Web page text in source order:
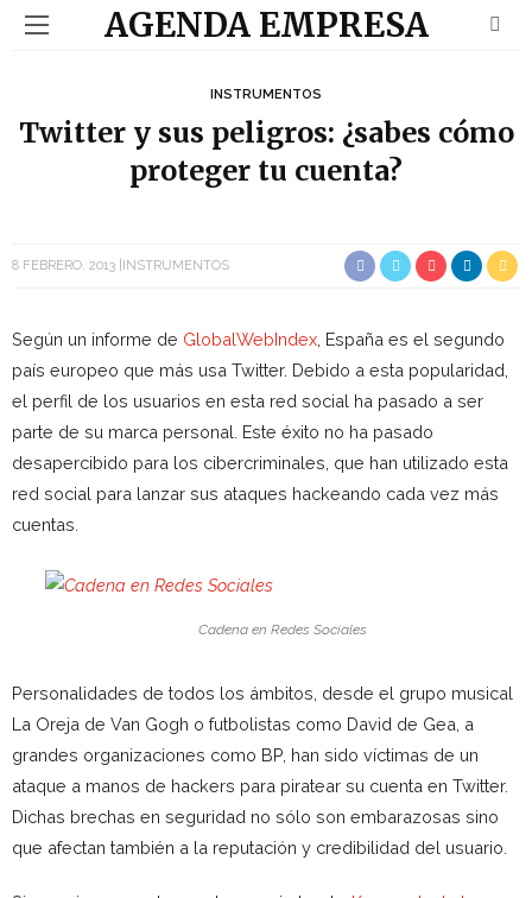
AGENDA EMPRESA
INSTRUMENTOS
Twitter y sus peligros: ¿sabes cómo
proteger tu cuenta?
8 FEBRERO, 2013 INSTRUMENTOS
Según un informe de GlobalWebIndex , España es el segundo
país europeo que más usa Twitter. Debido a esta popularidad,
el perfil de los usuarios en esta red social ha pasado a ser
parte de su marca personal. Este éxito no ha pasado
desapercibido para los cibercriminales, que han utilizado esta
red social para lanzar sus ataques hackeando cada vez más
cuentas.
Cadena en Redes Sociales
Personalidades de todos los ámbitos, desde el grupo musical
La Oreja de Van Gogh o futbolistas como David de Gea, a
grandes organizaciones como BP, han sido víctimas de un
ataque a manos de hackers para piratear su cuenta en Twitter.
Dichas brechas en seguridad no sólo son embarazosas sino
que afectan también a la reputación y credibilidad del usuario.